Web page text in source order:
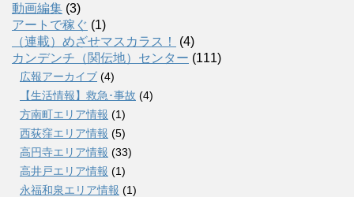
動画編集 (3)
アートで稼ぐ (1)
（連載）めざせマスカラス！
(4)
カンデンチ（関伝地）センター (111)
広報アーカイブ (4)
【生活情報】救急･事故 (4)
方南町エリア情報 (1)
西荻窪エリア情報 (5)
高円寺エリア情報 (33)
高井戸エリア情報 (1)
永福和泉エリア情報 (1)